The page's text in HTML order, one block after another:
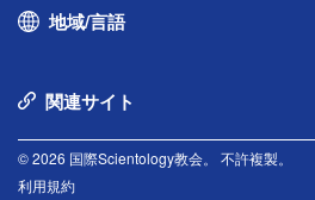
地域/言語
関連サイト
© 2026 国際Scientology教会。 不許複製。
利用規約